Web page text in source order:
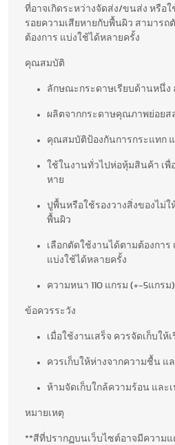
ที่อาจเกิดระหว่างจัดส่ง/ขนส่ง หรือใ
รอยความเสียหายกับพื้นผิว สามาร
ต้องการ แบ่งใช้ได้หลายครั้ง
คุณสมบัติ
ลักษณะกระดาษเรียบด้านหนึ่ง
ผลิตจากกระดาษคุณภาพย่อยส
คุณสมบัติป้องกันการกระแทก
ใช้ในงานทั่วไปห่อหุ้มสินค้า เพื่
หาย
ปูพื้นหรือใช้รองวางสิ่งของไม่ใ
พื้นผิว
เลือกตัดใช้งานได้ตามต้องกา
แบ่งใช้ได้หลายครั้ง
ความหนา 110 แกรม (+-5แกรม)
ข้อควรระวัง
เมื่อใช้งานเสร็จ ควรจัดเก็บให้
ควรเก็บให้ห่างจากความชื้น แ
ห้ามจัดเก็บใกล้ความร้อน และ
หมายเหตุ
**สีที่ปรากฏบนเว็บไซต์อาจมีความ